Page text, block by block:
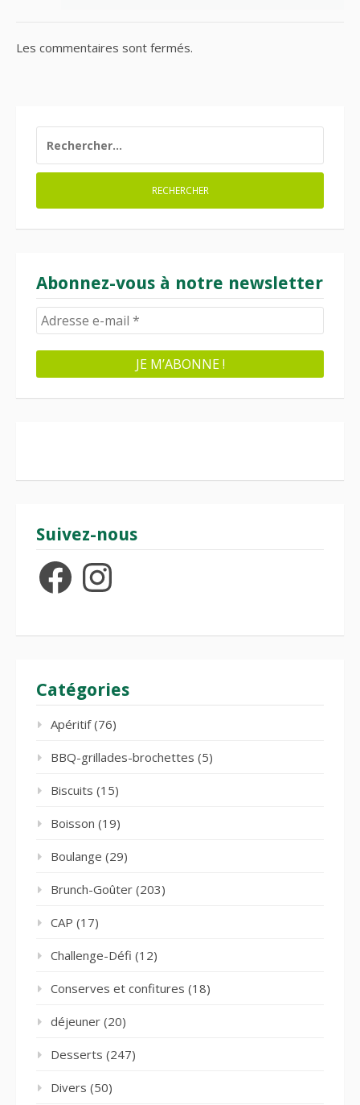
Les commentaires sont fermés.
Abonnez-vous à notre newsletter
Suivez-nous
FacebookInstagram
Catégories
Apéritif(76)
BBQ-grillades-brochettes (5)
Biscuits (15)
Boisson (19)
Boulange (29)
Brunch-Goûter (203)
CAP (17)
Challenge-Défi (12)
Conserves et confitures (18)
déjeuner (20)
Desserts (247)
Divers (50)